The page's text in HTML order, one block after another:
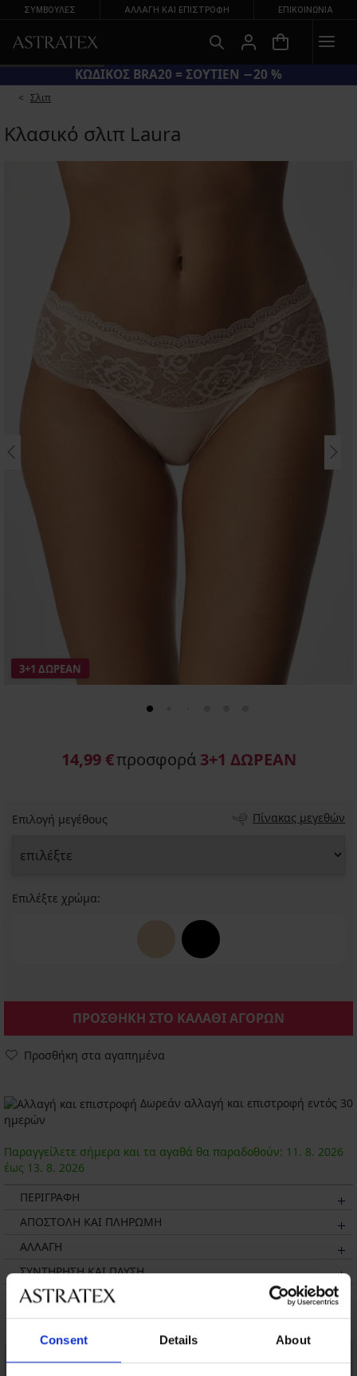
Consent Details About
ΣΥΜΒΟΥΛΕΣ ΑΛΛΑΓΉ ΚΑΙ ΕΠΙΣΤΡΟΦΉ ΕΠΙΚΟΙΝΩΝΊΑ
ΚΩΔΙΚΟΣ BRA20 = ΣΟΥΤΙΕΝ −20 %
Σλιπ
Κλασικό σλιπ Laura
3+1 ΔΩΡΕΑΝ
14,99 €προσφορά 3+1 ΔΩΡΕΑΝ
Επιλογή μεγέθους Πίνακας μεγεθών
Επιλέξτε χρώμα:
ΠΡΟΣΘΗΚΗ ΣΤΟ ΚΑΛΑΘΙ ΑΓΟΡΩΝ
Προσθήκη στα αγαπημένα
Δωρεάν αλλαγή και επιστροφή εντός 30
ημερών
Παραγγείλετε σήμερα και τα αγαθά θα παραδοθούν: 11. 8. 2026
έως 13. 8. 2026
ΠΕΡΙΓΡΑΦΗ
ΑΠΟΣΤΟΛΗ ΚΑΙ ΠΛΗΡΩΜΗ
ΑΛΛΑΓΗ
ΣΥΝΤΗΡΗΣΗ ΚΑΙ ΠΛΥΣΗ
Μπορεί να σας αρέσει